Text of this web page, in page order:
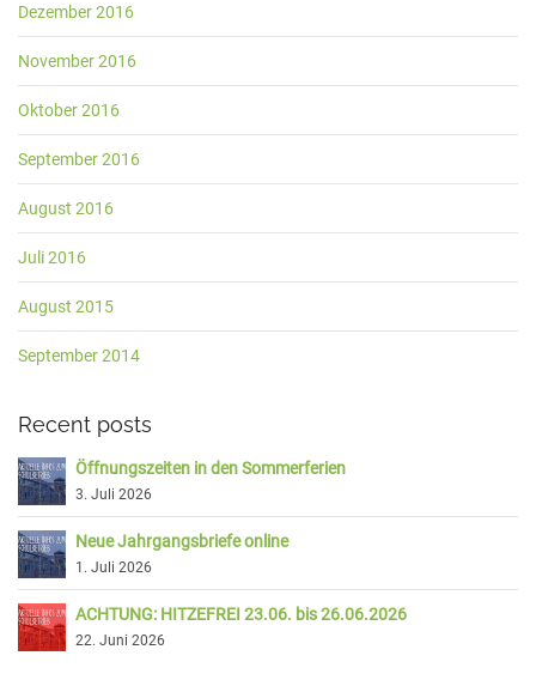
Dezember 2016
November 2016
Oktober 2016
September 2016
August 2016
Juli 2016
August 2015
September 2014
Recent posts
Öffnungszeiten in den Sommerferien
3. Juli 2026
Neue Jahrgangsbriefe online
1. Juli 2026
ACHTUNG: HITZEFREI 23.06. bis 26.06.2026
22. Juni 2026